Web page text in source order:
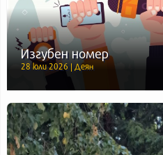
Изгубен номер
28 юли 2026 | Деян